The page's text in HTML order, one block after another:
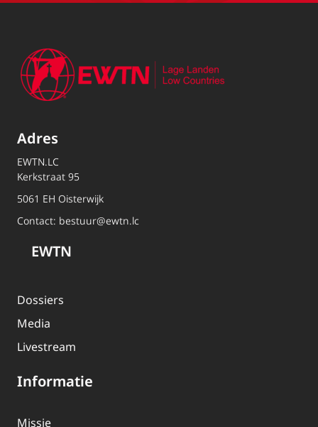
Adres
EWTN.LC
Kerkstraat 95
5061 EH Oisterwijk
Contact: bestuur@ewtn.lc
EWTN
Dossiers
Media
Livestream
Informatie
Missie